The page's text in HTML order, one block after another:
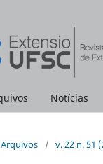
Notícias
Arquivos / v. 22 n. 51